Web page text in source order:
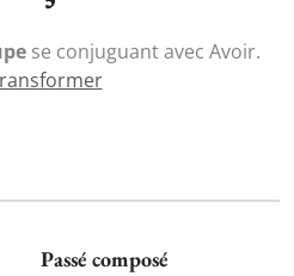
se conjuguant avec Avoir.
Passé composé